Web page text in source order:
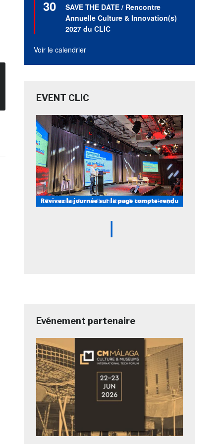
30
en
avant
SAVE THE DATE / Rencontre
Annuelle Culture & Innovation(s)
2027 du CLIC
Voir le calendrier
EVENT CLIC
Evénement partenaire